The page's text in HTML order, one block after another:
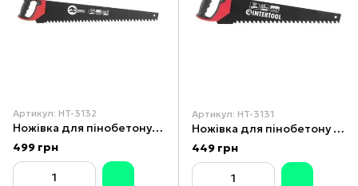
Артикул: HT-3132
Ножівка для пінобетону, 700 мм INTERTOOL HT-3132
499 грн
Артикул: HT-3131
Ножівка для пінобетону 550 мм INTERTOOL HT-3131
449 грн